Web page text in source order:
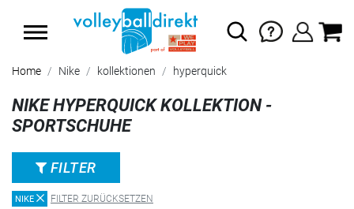
SUMMER SALE: SPARE BIS ZU 65%
Home Nike kollektionen hyperquick
NIKE HYPERQUICK KOLLEKTION -
SPORTSCHUHE
FILTER
NIKE FILTER ZURÜCKSETZEN